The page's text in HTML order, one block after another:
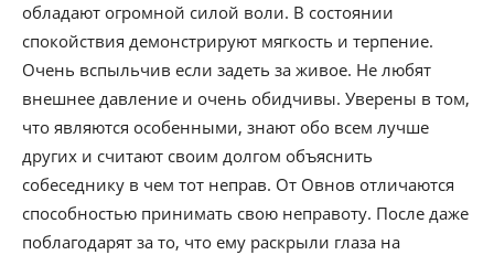
обладают огромной силой воли. В состоянии
спокойствия демонстрируют мягкость и терпение.
Очень вспыльчив если задеть за живое. Не любят
внешнее давление и очень обидчивы. Уверены в том,
что являются особенными, знают обо всем лучше
других и считают своим долгом объяснить
собеседнику в чем тот неправ. От Овнов отличаются
способностью принимать свою неправоту. После даже
поблагодарят за то, что ему раскрыли глаза на